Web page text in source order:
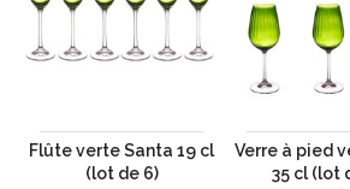
Flûte verte Santa 19 cl
(lot de 6)
Verre à pied
35 cl (lot